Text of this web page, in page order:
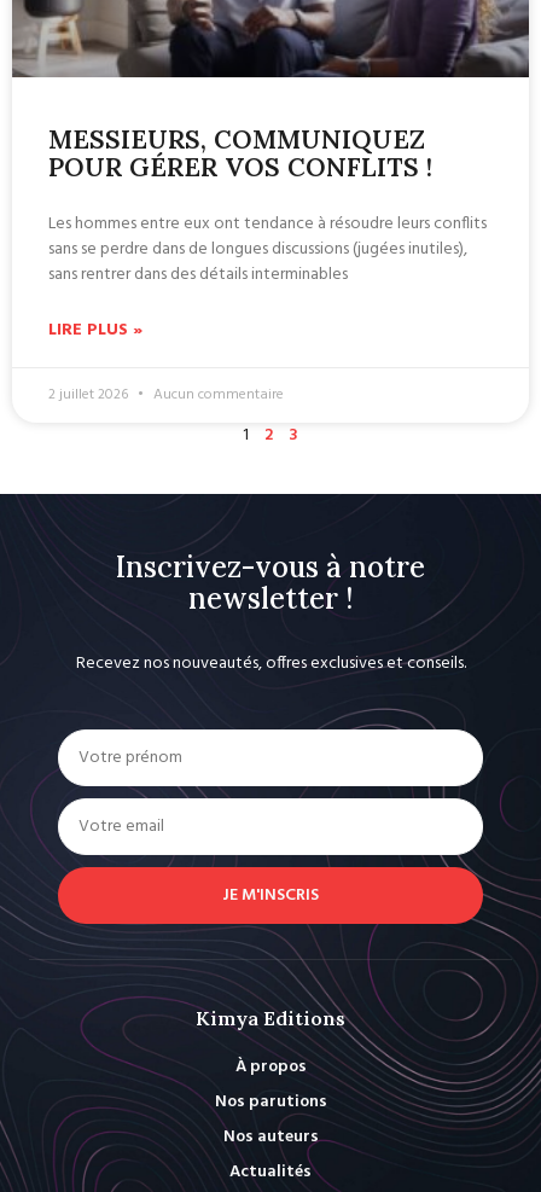
MESSIEURS, COMMUNIQUEZ
POUR GÉRER VOS CONFLITS !
Les hommes entre eux ont tendance à résoudre leurs conflits
sans se perdre dans de longues discussions (jugées inutiles),
sans rentrer dans des détails interminables
LIRE PLUS »
2 juillet 2026 Aucun commentaire
1 2 3
Inscrivez-vous à notre
newsletter !
Recevez nos nouveautés, offres exclusives et conseils.
JE M'INSCRIS
Kimya Editions
À propos
Nos parutions
Nos auteurs
Actualités